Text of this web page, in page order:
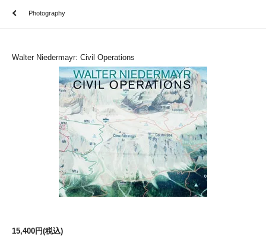
Photography
Walter Niedermayr: Civil Operations
15,400円(税込)